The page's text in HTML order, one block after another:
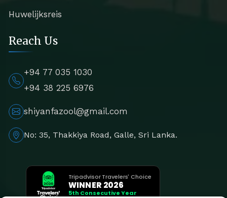
Huwelijksreis
Reach Us
+94 77 035 1030
+94 38 225 6976
shiyanfazool@gmail.com
No: 35, Thakkiya Road, Galle, Sri Lanka.
Tripadvisor Travelers' Choice
WINNER 2026
5th Consecutive Year